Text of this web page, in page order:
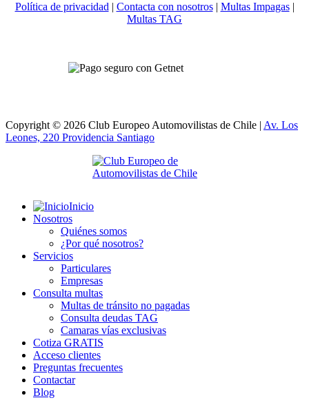
Política de privacidad| Contacta con nosotros| Multas Impagas|
Multas TAG
Copyright © 2026 Club Europeo Automovilistas de Chile | Av. Los
Leones, 220 Providencia Santiago
Inicio
Nosotros
Quiénes somos
¿Por qué nosotros?
Servicios
Particulares
Empresas
Consulta multas
Multas de tránsito no pagadas
Consulta deudas TAG
Camaras vías exclusivas
Cotiza GRATIS
Acceso clientes
Preguntas frecuentes
Contactar
Blog